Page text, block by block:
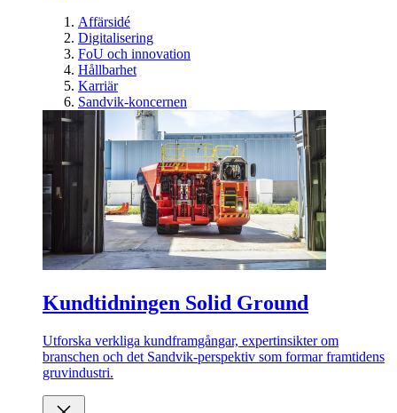
Affärsidé
Digitalisering
FoU och innovation
Hållbarhet
Karriär
Sandvik-koncernen
Kundtidningen Solid Ground
Utforska verkliga kundframgångar, expertinsikter om
branschen och det Sandvik-perspektiv som formar framtidens
gruvindustri.